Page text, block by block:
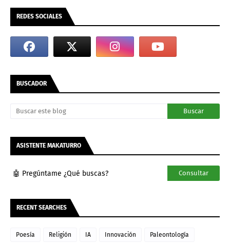
REDES SOCIALES
BUSCADOR
ASISTENTE MAKATURRO
🤖 Pregúntame ¿Qué buscas? Consultar
RECENT SEARCHES
Poesía Religión IA Innovación Paleontología